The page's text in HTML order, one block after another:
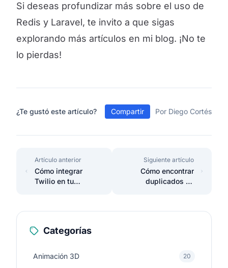
Si deseas profundizar más sobre el uso de
Redis y Laravel, te invito a que sigas
explorando más artículos en mi blog. ¡No te
lo pierdas!
¿Te gustó este artículo? Compartir Por Diego Cortés
Artículo anterior
Cómo integrar
Twilio en tu
Siguiente artículo
Cómo encontrar
duplicados en
Categorías
Animación 3D 20